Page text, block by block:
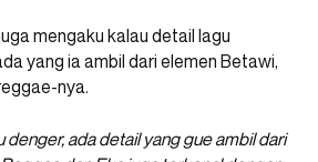
mengaku kalau detail lagu
yang ia ambil dari elemen Betawi,
nya.
denger, ada detail yang gue ambil dari